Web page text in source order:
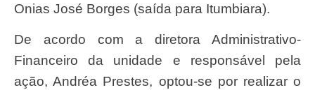
Onias José Borges (saída para Itumbiara).
De acordo com a diretora Administrativo-
Financeiro da unidade e responsável pela
ação, Andréa Prestes, optou-se por realizar o